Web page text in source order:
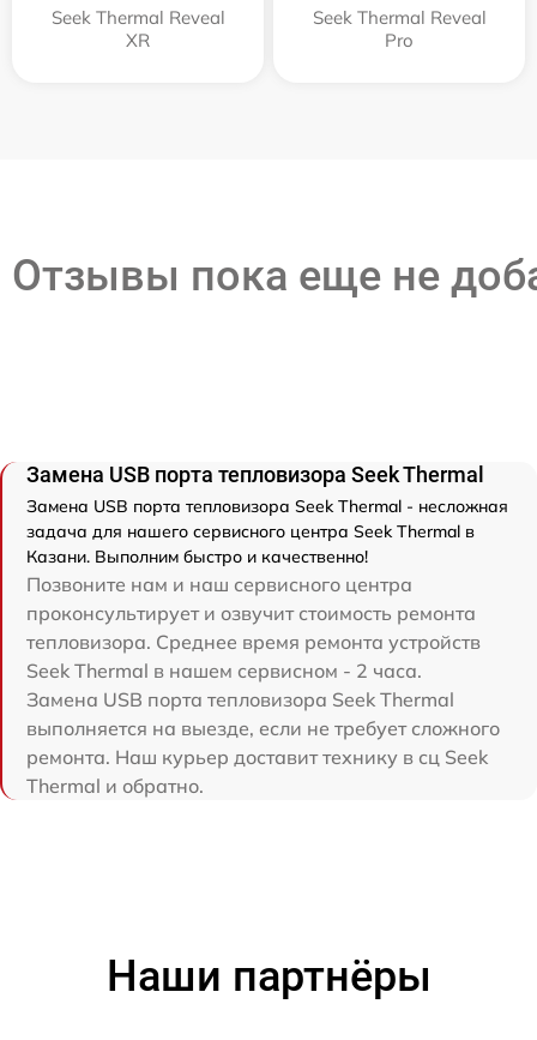
Seek Thermal Reveal
XR
Seek Thermal Reveal
Pro
Отзывы пока еще не
Замена USB порта тепловизора Seek Thermal
Замена USB порта тепловизора Seek Thermal - несложная
задача для нашего сервисного центра Seek Thermal в
Казани. Выполним быстро и качественно!
Позвоните нам и наш сервисного центра
проконсультирует и озвучит стоимость ремонта
тепловизора. Среднее время ремонта устройств
Seek Thermal в нашем сервисном - 2 часа.
Замена USB порта тепловизора Seek Thermal
выполняется на выезде, если не требует сложного
ремонта. Наш курьер доставит технику в сц Seek
Thermal и обратно.
Наши партнёры